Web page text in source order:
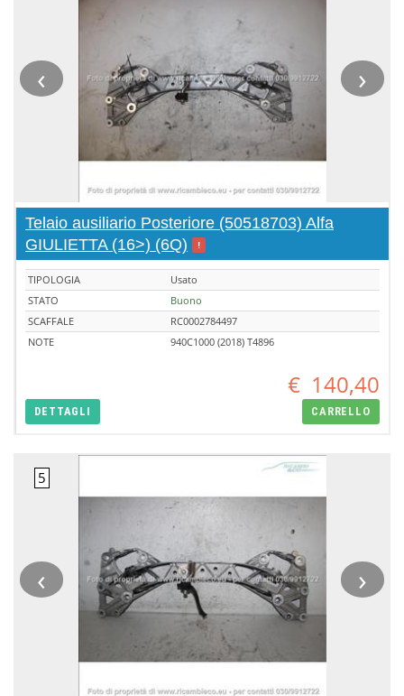
‹ ›
Telaio ausiliario Posteriore (50518703) Alfa
GIULIETTA (16>) (6Q)
!
TIPOLOGIA
Usato
STATO
Buono
SCAFFALE
RC0002784497
NOTE
940C1000 (2018) T4896
€ 140,40
DETTAGLI CARRELLO
‹ ›